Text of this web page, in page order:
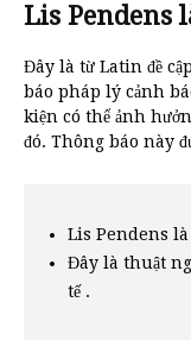
Lis Pendens
Đây là từ Latin đề
báo pháp lý cảnh
kiện có thể ảnh
đó. Thông báo này
Lis Pendens là
Đây là thuật
tế .